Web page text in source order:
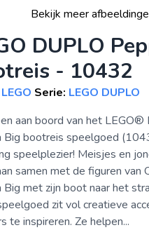
Bekijk meer
DUPLO
- 10432
LEGO Serie: LEGO DUPLO
aan boord van het
Big bootreis speelgoed
speelplezier! Meisjes en
samen met de figuren van
Big met zijn boot naar het
zit vol creatieve
te inspireren. Ze helpen...